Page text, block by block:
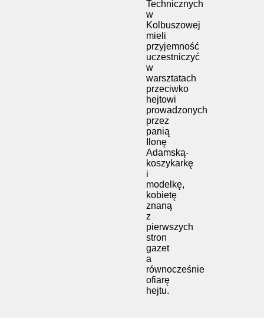
Technicznych
w
Kolbuszowej
mieli
przyjemność
uczestniczyć
w
warsztatach
przeciwko
hejtowi
prowadzonych
przez
panią
Ilonę
Adamską-
koszykarkę
i
modelkę,
kobietę
znaną
z
pierwszych
stron
gazet
a
równocześnie
ofiarę
hejtu.